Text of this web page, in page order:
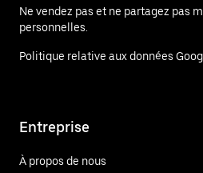
Ne vendez pas et ne partagez pas
personnelles.
Politique relative aux données
Entreprise
À propos de nous